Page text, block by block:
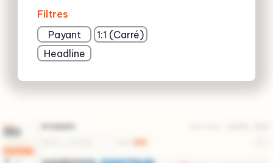
Filtres
Payant
1:1 (Carré)
Headline